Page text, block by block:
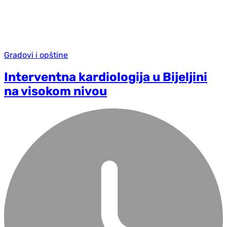
Gradovi i opštine
Interventna kardiologija u Bijeljini
na visokom nivou